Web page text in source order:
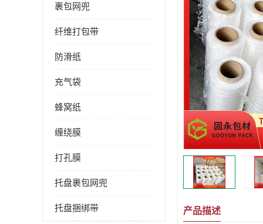
裹包网兜
纤维打包带
防滑纸
充气袋
蜂窝纸
缠绕膜
打孔膜
托盘裹包网兜
托盘捆绑带 产品描述